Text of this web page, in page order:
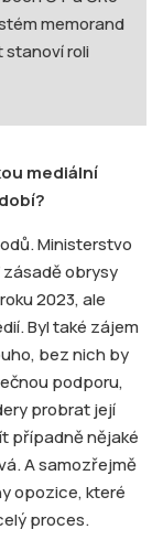
memorand
stanoví roli
mediální
Ministerstvo
zásadě obrysy
2023, ale
Byl také zájem
bez nich by
podporu,
probrat její
případně nějaké
A samozřejmě
opozice, které
proces.